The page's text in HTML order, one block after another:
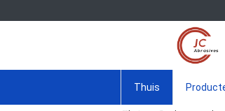
Thuis